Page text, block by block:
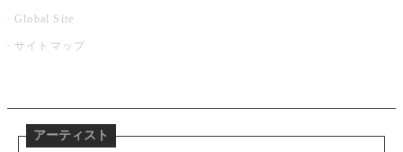
Global Site
サイトマップ
アーティスト